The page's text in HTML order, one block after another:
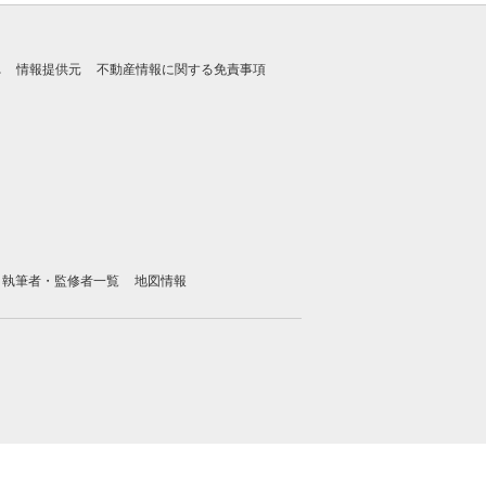
情報提供元 不動産情報に関する免責事項
執筆者・監修者一覧 地図情報